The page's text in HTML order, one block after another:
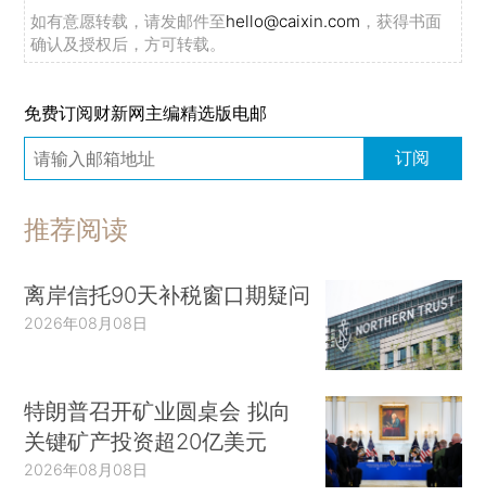
如有意愿转载，请发邮件至hello@caixin.com ，获得书面
确认及授权后，方可转载。
免费订阅财新网主编精选版电邮
订阅
推荐阅读
离岸信托90天补税窗口期疑问
2026年08月08日
特朗普召开矿业圆桌会 拟向
关键矿产投资超20亿美元
2026年08月08日